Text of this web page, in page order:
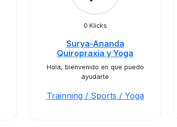
0 Klicks
Surya-Ananda
Quiropraxia y Yoga
Hola, bienvenido en que puedo
ayudarte
Trainning / Sports / Yoga